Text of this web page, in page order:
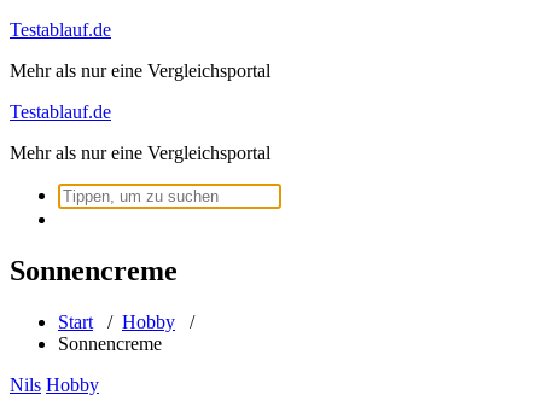
Zum
springen
Testablauf.de
Mehr als nur eine Vergleichsportal
Testablauf.de
Mehr als nur eine Vergleichsportal
Suchen
nach:
Sonnencreme
Start / Hobby /
Sonnencreme
Nils Hobby